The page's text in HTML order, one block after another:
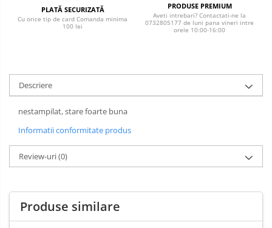
PLATĂ SECURIZATĂ
Cu orice tip de card Comanda minima
100 lei
PRODUSE PREMIUM
Aveti intrebari? Contactati-ne la
0732805177 de luni pana vineri intre
orele 10:00-16:00
Descriere
nestampilat, stare foarte buna
Informatii conformitate produs
Review-uri(0)
Produse similare